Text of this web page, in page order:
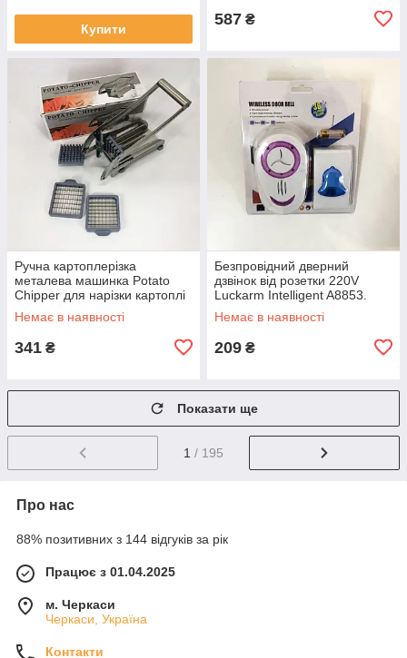
Купити
587 ₴
Ручна картоплерізка
металева машинка Potato
Chipper для нарізки картоплі
фрі UN12-15 MX-65
Немає в наявності
341 ₴
Безпровідний дверний
дзвінок від розетки 220V
Luckarm Intelligent A8853.
Колір рожевий DS-10
Немає в наявності
209 ₴
Показати ще
1 / 195
Про нас
88% позитивних з 144 відгуків за рік
Працює з 01.04.2025
м. Черкаси
Черкаси, Україна
Контакти